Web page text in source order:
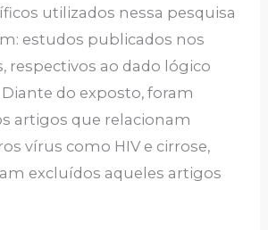
utilizados nessa pesquisa
estudos publicados nos
respectivos ao dado lógico
do exposto, foram
artigos que relacionam
vírus como HIV e cirrose,
excluídos aqueles artigos